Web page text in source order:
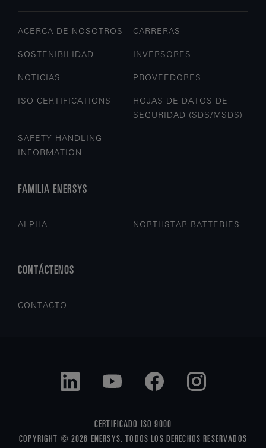
ACERCA DE NOSOTROS CARRERAS
SOSTENIBILIDAD INVERSORES
NOTICIAS PROVEEDORES
ISO CERTIFICATIONS
HOJAS DE DATOS DE
SEGURIDAD (SDS/MSDS)
SAFETY HANDLING
INFORMATION
FAMILIA ENERSYS
ALPHA NORTHSTAR BATTERIES
CONTÁCTENOS
CONTACTO
CERTIFICADO ISO 9000
COPYRIGHT © 2026 ENERSYS. TODOS LOS DERECHOS RESERVADOS